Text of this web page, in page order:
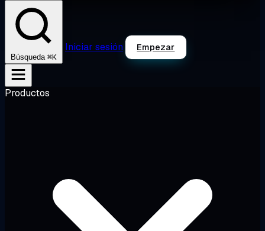
Búsqueda ⌘K
Iniciar sesión Empezar
Productos